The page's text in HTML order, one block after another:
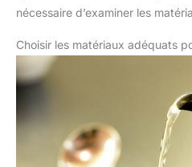
nécessaire d’examiner les
Choisir les matériaux adéquats